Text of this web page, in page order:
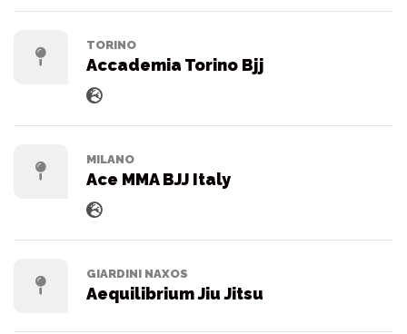
TORINO
Accademia Torino Bjj
MILANO
Ace MMA BJJ Italy
GIARDINI NAXOS
Aequilibrium Jiu Jitsu